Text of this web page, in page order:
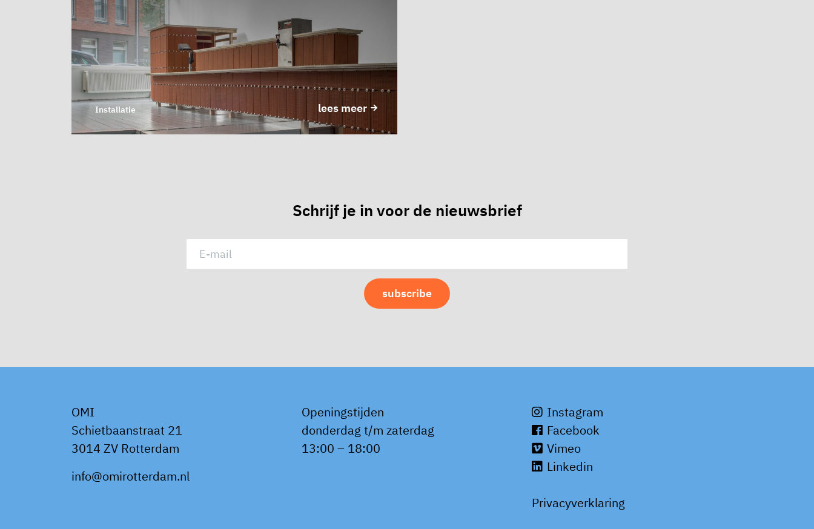
lees meer
Installatie
Schrijf je in voor de nieuwsbrief
OMI
Schietbaanstraat 21
3014 ZV Rotterdam
info@omirotterdam.nl
Openingstijden
donderdag t/m zaterdag
13:00 – 18:00
Instagram
Facebook
Vimeo
Linkedin
Privacyverklaring